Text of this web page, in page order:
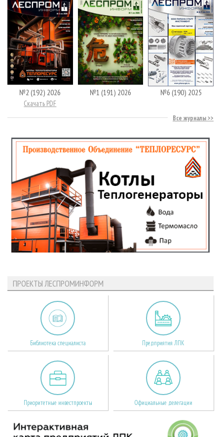
№2 (192) 2026
Скачать PDF
№1 (191) 2026 №6 (190) 2025
Все журналы
ПРОЕКТЫ ЛЕСПРОМИНФОРМ
Библиотека специалиста Предприятия ЛПК
Приоритетные инвестпроекты Официальные делегации